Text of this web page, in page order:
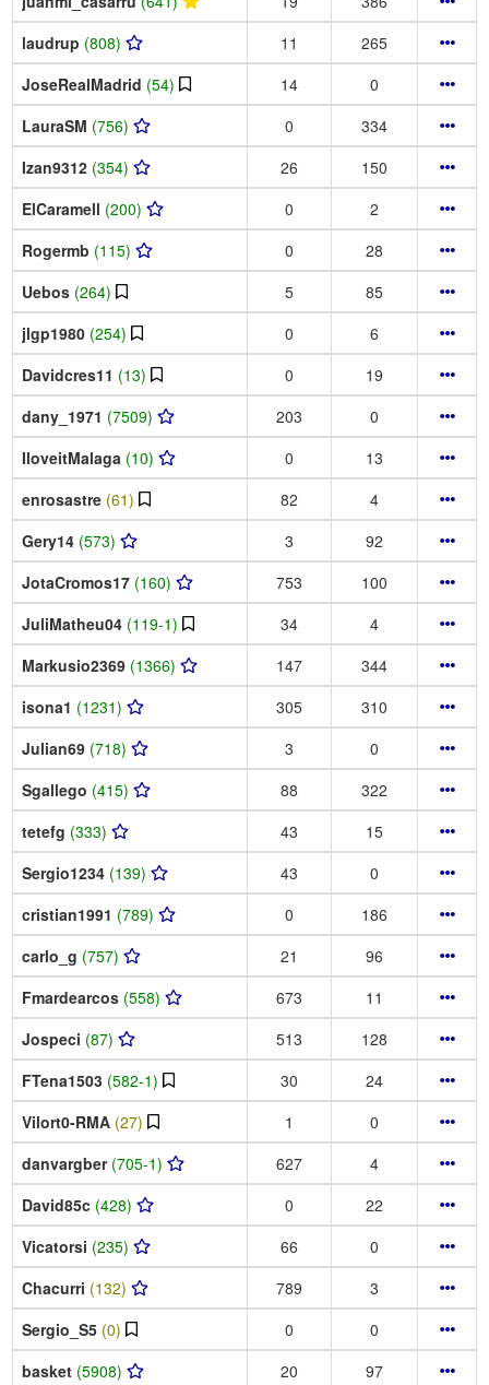
laudrup (808) 11
265
JoseRealMadrid (54) 14
0
LauraSM (756) 0
334
Izan9312 (354) 26
150
ElCaramell (200) 0
2
Rogermb (115) 0
28
Uebos (264) 5
85
jlgp1980 (254) 0
6
Davidcres11 (13) 0
19
dany_1971 (7509) 203
0
IloveitMalaga (10) 0
13
enrosastre (61) 82
4
Gery14 (573) 3
92
JotaCromos17 (160) 753
100
JuliMatheu04 (119-1) 34
4
Markusio2369 (1366) 147
344
isona1 (1231) 305
310
Julian69 (718) 3
0
Sgallego (415) 88
322
tetefg (333) 43
15
Sergio1234 (139) 43
0
cristian1991 (789) 0
186
carlo_g (757) 21
96
Fmardearcos (558) 673
11
Jospeci (87) 513
128
FTena1503 (582-1) 30
24
Vilort0-RMA (27) 1
0
danvargber (705-1) 627
4
David85c (428) 0
22
Vicatorsi (235) 66
0
Chacurri (132) 789
3
Sergio_S5 (0) 0
0
basket (5908) 20 97